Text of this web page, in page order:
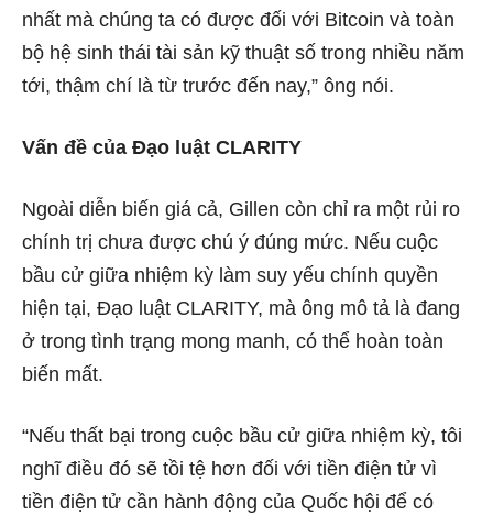
nhất mà chúng ta có được đối với Bitcoin và toàn
bộ hệ sinh thái tài sản kỹ thuật số trong nhiều năm
tới, thậm chí là từ trước đến nay,” ông nói.
Vấn đề của Đạo luật CLARITY
Ngoài diễn biến giá cả, Gillen còn chỉ ra một rủi ro
chính trị chưa được chú ý đúng mức. Nếu cuộc
bầu cử giữa nhiệm kỳ làm suy yếu chính quyền
hiện tại, Đạo luật CLARITY, mà ông mô tả là đang
ở trong tình trạng mong manh, có thể hoàn toàn
biến mất.
“Nếu thất bại trong cuộc bầu cử giữa nhiệm kỳ, tôi
nghĩ điều đó sẽ tồi tệ hơn đối với tiền điện tử vì
tiền điện tử cần hành động của Quốc hội để có